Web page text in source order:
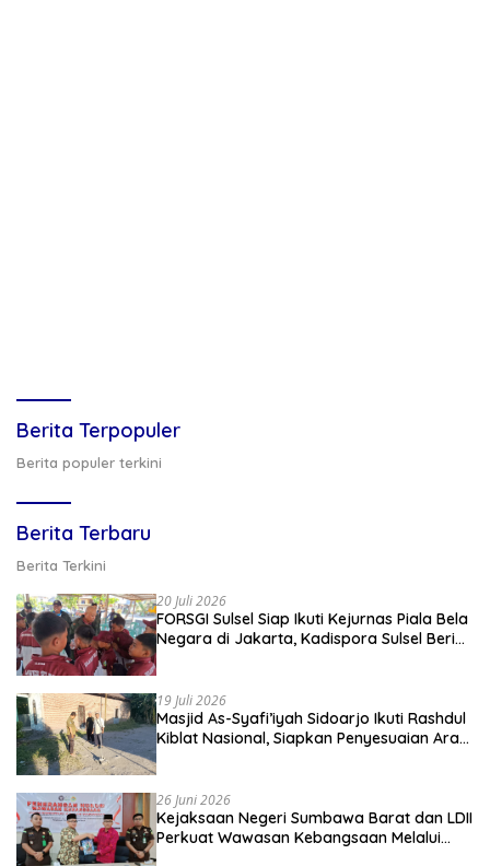
Berita Terpopuler
Berita populer terkini
Berita Terbaru
Berita Terkini
20 Juli 2026
FORSGI Sulsel Siap Ikuti Kejurnas Piala Bela
Negara di Jakarta, Kadispora Sulsel Beri
19 Juli 2026
Masjid As-Syafi’iyah Sidoarjo Ikuti Rashdul
Kiblat Nasional, Siapkan Penyesuaian Arah
26 Juni 2026
Kejaksaan Negeri Sumbawa Barat dan LDII
Perkuat Wawasan Kebangsaan Melalui